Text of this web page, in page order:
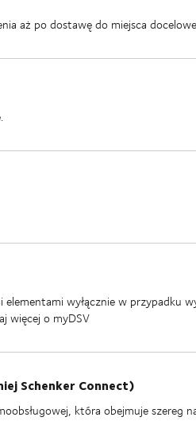
aż po dostawę do miejsca
wyłącznie w
więcej o myDSV
Schenker Connect)
która obejmuje